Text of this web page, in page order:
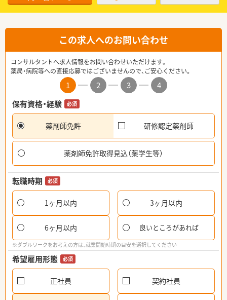
この求人へのお問い合わせ
コンサルタントへ求人情報をお問い合わせいただけます。
薬局・病院等への直接応募ではございませんので、ご安心ください。
1 2 3
4
保有資格・経験
必須
薬剤師免許 研修認定薬剤師
薬剤師免許取得見込（薬学生等）
転職時期 必須
1ヶ月以内 3ヶ月以内
6ヶ月以内 良いところがあれば
※ダブルワークをお考えの方は、就業開始時期の目安を選択してください
希望雇用形態 必須
正社員 契約社員